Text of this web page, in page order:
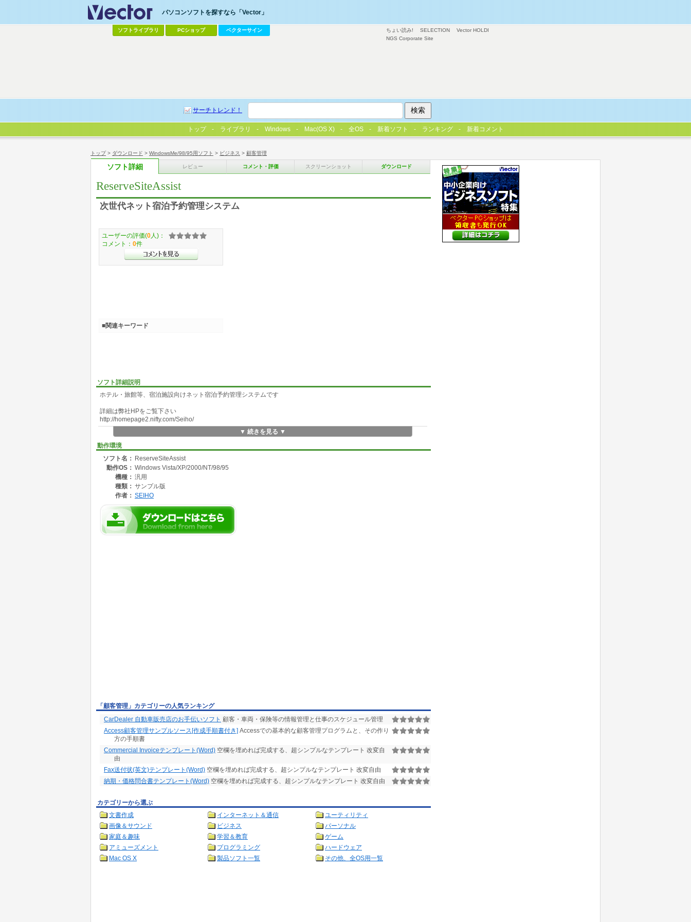
トップ> ダウンロード > WindowsMe/98/95用ソフト > ビジネス > 顧客管理
ソフト詳細 レビュー コメント・評価 スクリーンショット ダウンロード
ReserveSiteAssist
次世代ネット宿泊予約管理システム
ソフト詳細説明
ホテル・旅館等、宿泊施設向けネット宿泊予約管理システムです
詳細は弊社HPをご覧下さい
http://homepage2.nifty.com/Seiho/
▼ 続きを見る ▼
動作環境
ソフト名： ReserveSiteAssist
動作OS： Windows Vista/XP/2000/NT/98/95
機種： 汎用
種類： サンプル版
作者： SEIHO
ユーザーの評価(0 人)：
コメント： 0件
■関連キーワード
「顧客管理」カテゴリーの人気ランキング
CarDealer 自動車販売店のお手伝いソフト 顧客・車両・保険等の情報管理と仕事のスケジュール管理
Access顧客管理サンプルソース[作成手順書付き] Accessでの基本的な顧客管理プログラムと、その作り
方の手順書
Commercial Invoiceテンプレート(Word) 空欄を埋めれば完成する、超シンプルなテンプレート 改変自
由
Fax送付状(英文)テンプレート(Word) 空欄を埋めれば完成する、超シンプルなテンプレート 改変自由
納期・価格問合書テンプレート(Word) 空欄を埋めれば完成する、超シンプルなテンプレート 改変自由
カテゴリーから選ぶ
文書作成
インターネット＆通信
ユーティリティ
画像＆サウンド
ビジネス
パーソナル
家庭＆趣味
学習＆教育
ゲーム
アミューズメント
プログラミング
ハードウェア
Mac OS X
製品ソフト一覧 その他、全OS用一覧
ちょい読み! SELECTION
Vector HOLDI
NGS Corporate Site
パソコンソフトを探すなら「Vector」
ソフトライブラリ PCショップ ベクターサイン
サーチトレンド！
トップ ライブラリ Windows Mac(OS X) 全OS 新着ソフト ランキング 新着コメント